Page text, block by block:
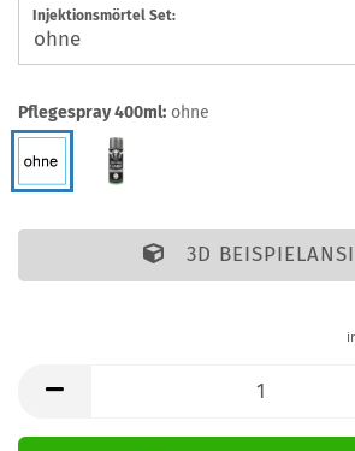
Injektionsmörtel Set:
Pflegespray 400ml: ohne
3D